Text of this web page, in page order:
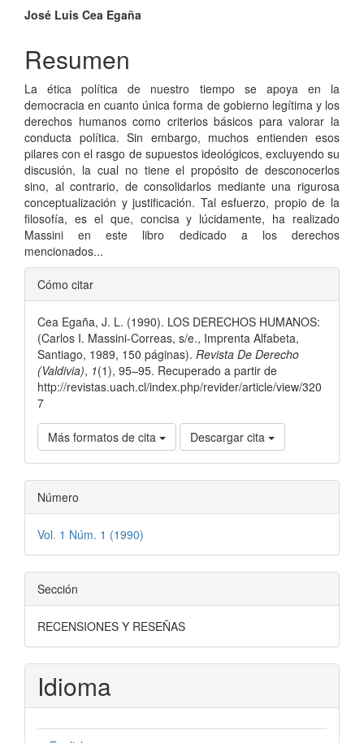
Contenido
principal
del
artículo
José Luis Cea Egaña
Resumen
La ética política de nuestro tiempo se apoya en la
democracia en cuanto única forma de gobierno legítima y los
derechos humanos como criterios básicos para valorar la
conducta política. Sin embargo, muchos entienden esos
pilares con el rasgo de supuestos ideológicos, excluyendo su
discusión, la cual no tiene el propósito de desconocerlos
sino, al contrario, de consolidarlos mediante una rigurosa
conceptualización y justificación. Tal esfuerzo, propio de la
filosofía, es el que, concisa y lúcidamente, ha realizado
Massini en este libro dedicado a los derechos
mencionados...
Detalles
del
artículo
Cómo citar
Cea Egaña, J. L. (1990). LOS DERECHOS HUMANOS:
(Carlos I. Massini-Correas, s/e., Imprenta Alfabeta,
Santiago, 1989, 150 páginas). Revista De Derecho
(Valdivia), 1(1), 95–95. Recuperado a partir de
http://revistas.uach.cl/index.php/revider/article/view/320
7
Más formatos de cita Descargar cita
Número
Vol. 1 Núm. 1 (1990)
Sección
RECENSIONES Y RESEÑAS
Idioma